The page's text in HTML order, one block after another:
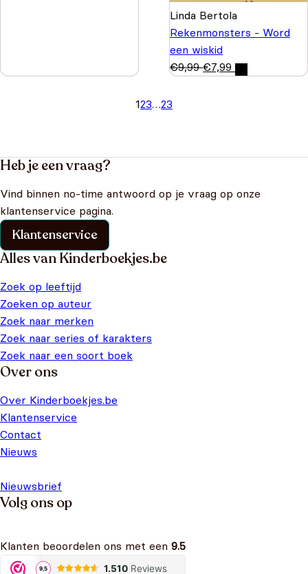
Linda Bertola
Rekenmonsters - Word
een wiskid
€9,99 €7,99
123…23
Heb je een vraag?
Vind binnen no-time antwoord op je vraag op onze
klantenservice pagina.
Klantenservice
Alles van Kinderboekjes.be
Zoek op leeftijd
Zoeken op auteur
Zoek naar merken
Zoek naar series of karakters
Zoek naar een soort boek
Over ons
Over Kinderboekjes.be
Klantenservice
Contact
Nieuws
Nieuwsbrief
Volg ons op
Klanten beoordelen ons met een 9.5